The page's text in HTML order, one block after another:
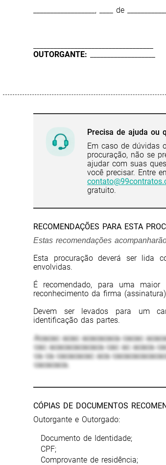
__________________, ____ de
OUTORGANTE:
Precisa de ajuda ou
Em caso de dúvidas
procuração, não se
ajudar com suas
você precisar. Entre
gratuito.
RECOMENDAÇÕES PARA ESTA
Estas recomendações
Esta procuração deverá ser lida
envolvidas.
É recomendado, para uma
reconhecimento da firma
Devem ser levados para um
identificação das partes.
Acacac acac acacacaca cacac
cac acacacacacaca cac ac acaca
ca ca cacacacac aca
cacacaca.
CÓPIAS DE DOCUMENTOS
Outorgante e Outorgado:
Documento de Identidade;
CPF;
Comprovante de residência;